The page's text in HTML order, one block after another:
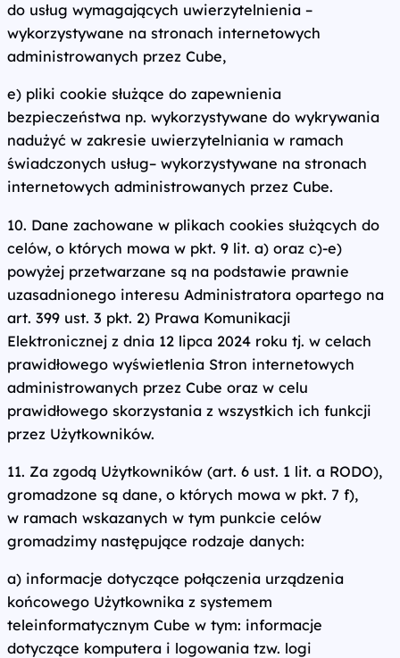
do usług wymagających uwierzytelnienia –
wykorzystywane na stronach internetowych
administrowanych przez Cube,
e) pliki cookie służące do zapewnienia
bezpieczeństwa np. wykorzystywane do wykrywania
nadużyć w zakresie uwierzytelniania w ramach
świadczonych usług– wykorzystywane na stronach
internetowych administrowanych przez Cube.
10. Dane zachowane w plikach cookies służących do
celów, o których mowa w pkt. 9 lit. a) oraz c)-e)
powyżej przetwarzane są na podstawie prawnie
uzasadnionego interesu Administratora opartego na
art. 399 ust. 3 pkt. 2) Prawa Komunikacji
Elektronicznej z dnia 12 lipca 2024 roku tj. w celach
prawidłowego wyświetlenia Stron internetowych
administrowanych przez Cube oraz w celu
prawidłowego skorzystania z wszystkich ich funkcji
przez Użytkowników.
11. Za zgodą Użytkowników (art. 6 ust. 1 lit. a RODO),
gromadzone są dane, o których mowa w pkt. 7 f),
w ramach wskazanych w tym punkcie celów
gromadzimy następujące rodzaje danych:
a) informacje dotyczące połączenia urządzenia
końcowego Użytkownika z systemem
teleinformatycznym Cube w tym: informacje
dotyczące komputera i logowania tzw. logi